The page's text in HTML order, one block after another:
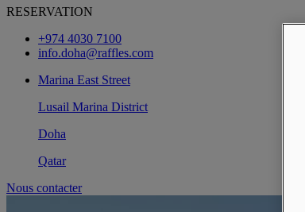
RESERVATION
+974 4030 7100
info.doha@raffles.com
Marina East Street
Lusail Marina District
Doha
Qatar
Nous contacter